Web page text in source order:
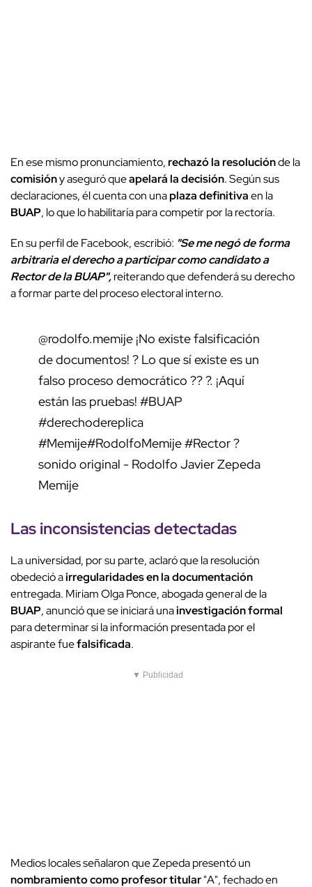
En ese mismo pronunciamiento,rechazó la resoluciónde la
comisióny aseguró queapelará la decisión. Según sus
declaraciones, él cuenta con unaplaza definitivaen la
BUAP, lo que lo habilitaría para competir por la rectoría.
En su perfil de Facebook, escribió: "Se me negó de forma
arbitraria el derecho a participar como candidato a
Rector de la BUAP",reiterando que defenderá su derecho
a formar parte del proceso electoral interno.
@rodolfo.memije ¡No existe falsificación
de documentos! ? Lo que sí existe es un
falso proceso democrático ?? ?. ¡Aquí
están las pruebas! #BUAP
#derechodereplica
#Memije#RodolfoMemije#Rector?
sonido original - Rodolfo Javier Zepeda
Memije
Las inconsistencias detectadas
La universidad, por su parte, aclaró que la resolución
obedeció airregularidades en la documentación
entregada. Miriam Olga Ponce, abogada general de la
BUAP, anunció que se iniciará unainvestigación formal
para determinar si la información presentada por el
aspirante fuefalsificada.
▼ Publicidad
Medios locales señalaron que Zepeda presentó un
nombramiento como profesor titular"A", fechado en